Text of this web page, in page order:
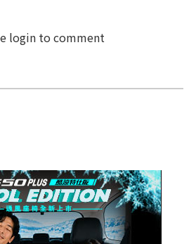
login to comment